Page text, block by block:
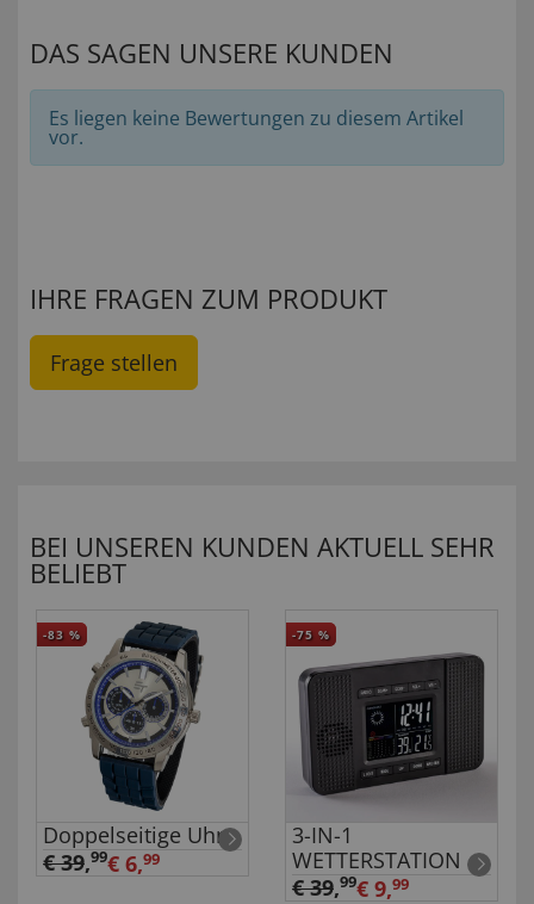
DAS SAGEN UNSERE KUNDEN
Es liegen keine Bewertungen zu diesem Artikel
vor.
IHRE FRAGEN ZUM PRODUKT
Frage stellen
BEI UNSEREN KUNDEN AKTUELL SEHR
BELIEBT
-83 %
Doppelseitige Uhr
€ 39,99€ 6,99
-75 %
3-IN-1
WETTERSTATION
€ 39,99€ 9,99